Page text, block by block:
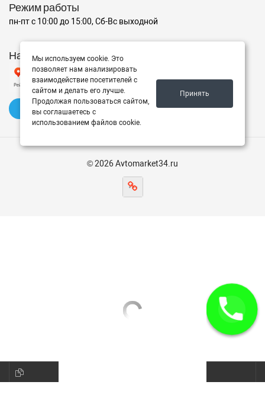
Режим работы
пн-пт с 10:00 до 15:00, Сб-Вс выходной
Наш рейтинг на Яндексе
✍️ Оставить отзыв
© 2026 Avtomarket34.ru
Мы используем cookie. Это
позволяет нам анализировать
взаимодействие посетителей с
сайтом и делать его лучше.
Продолжая пользоваться сайтом,
вы соглашаетесь с
использованием файлов cookie.
Принять